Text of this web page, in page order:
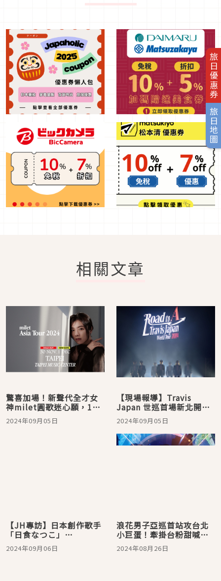
旅日優惠券
旅日地圖
相關文章
驚喜加場！新聲代全才女
神milet圓歌迷心願，12
月1日再唱一天
2024年09月05日
【現場報導】Travis
Japan 世巡首場新北開
唱！近距離互動嗨翻全
場，期許再度來台
2024年09月05日
【JH專訪】日本創作歌手
「日食なつこ」
（Nisshoku Natsuko）9
月來台！帥氣的鋼琴自彈
2024年09月06日
浪花男子亞巡首站攻台北
小巨蛋！牽掛台粉甜喊
「來見你們」
2024年08月26日